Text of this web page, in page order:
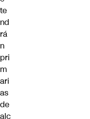
te
nd
rá
n
pri
m
ari
as
de
alc